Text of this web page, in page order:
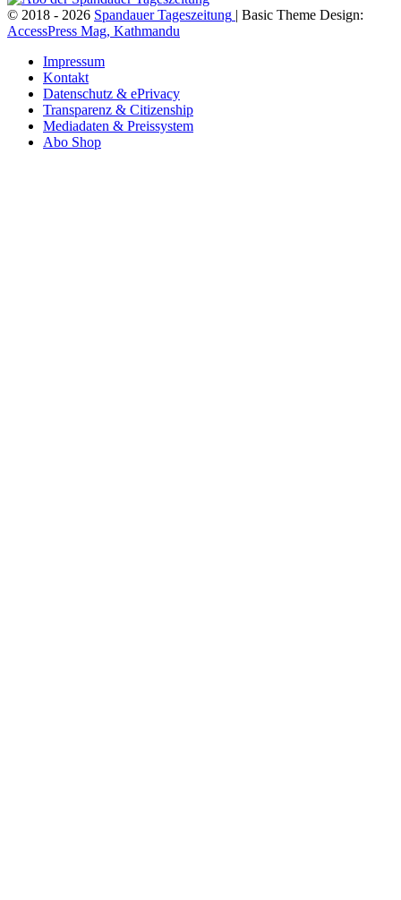
© 2018 - 2026 Spandauer Tageszeitung | Basic Theme Design:
AccessPress Mag, Kathmandu
Impressum
Kontakt
Datenschutz & ePrivacy
Transparenz & Citizenship
Mediadaten & Preissystem
Abo Shop